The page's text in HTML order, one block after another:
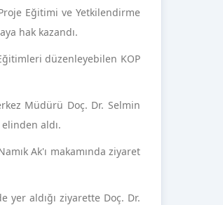
Eğitimi ve Yetkilendirme
hak kazandı.
düzenleyebilen KOP
Müdürü Doç. Dr. Selmin
aldı.
Ak'ı makamında ziyaret
yer aldığı ziyarette Doç. Dr.